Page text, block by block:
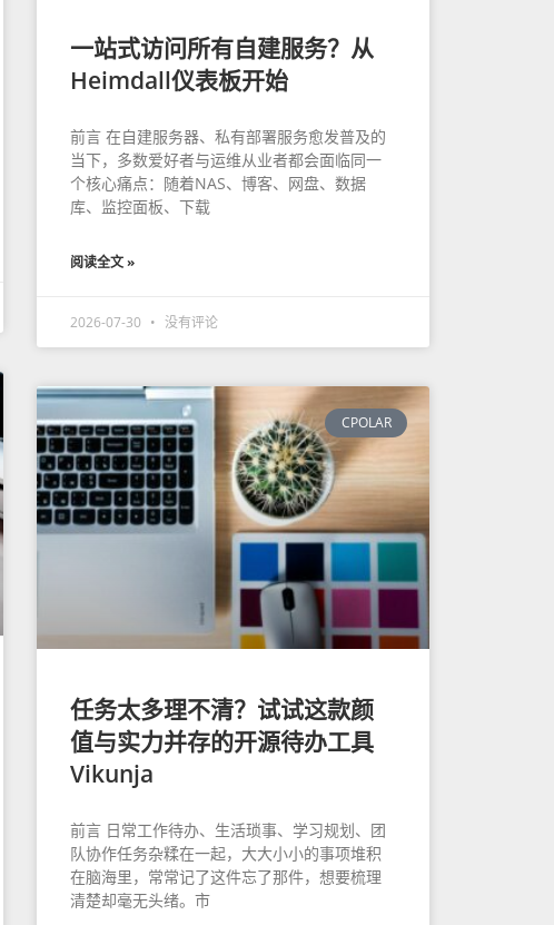
一站式访问所有自建服务？从
Heimdall仪表板开始
前言 在自建服务器、私有部署服务愈发普及的
当下，多数爱好者与运维从业者都会面临同一
个核心痛点：随着NAS、博客、网盘、数据
库、监控面板、下载
阅读全文 »
2026-07-30 没有评论
CPOLAR
任务太多理不清？试试这款颜
值与实力并存的开源待办工具
Vikunja
前言 日常工作待办、生活琐事、学习规划、团
队协作任务杂糅在一起，大大小小的事项堆积
在脑海里，常常记了这件忘了那件，想要梳理
清楚却毫无头绪。市